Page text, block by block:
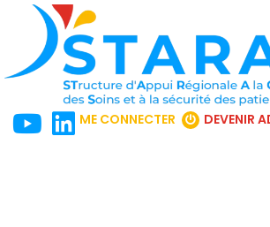
ME CONNECTER DEVENIR